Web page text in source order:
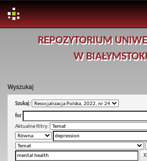
REPOZYTORIUM
W
Wyszukaj
Szukaj:
for
Aktualne filtry: